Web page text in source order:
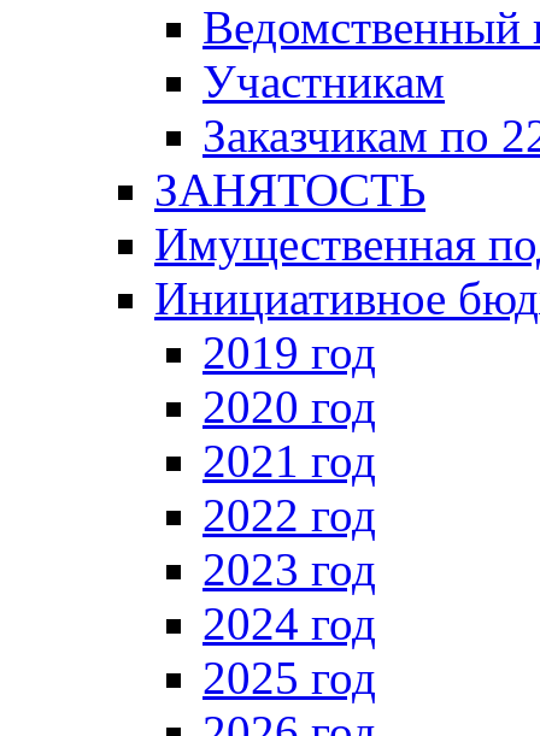
Ведомственный
Участникам
Заказчикам по
ЗАНЯТОСТЬ
Имущественная
Инициативное
2019 год
2020 год
2021 год
2022 год
2023 год
2024 год
2025 год